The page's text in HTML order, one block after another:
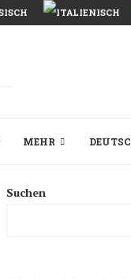
MEHR
Suchen